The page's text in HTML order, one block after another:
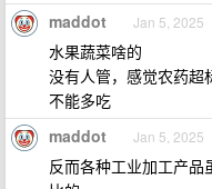
maddot Jan 5, 2025
水果蔬菜啥的
没有人管，感觉农药超
不能多吃
maddot Jan 5, 2025
反而各种工业加工产